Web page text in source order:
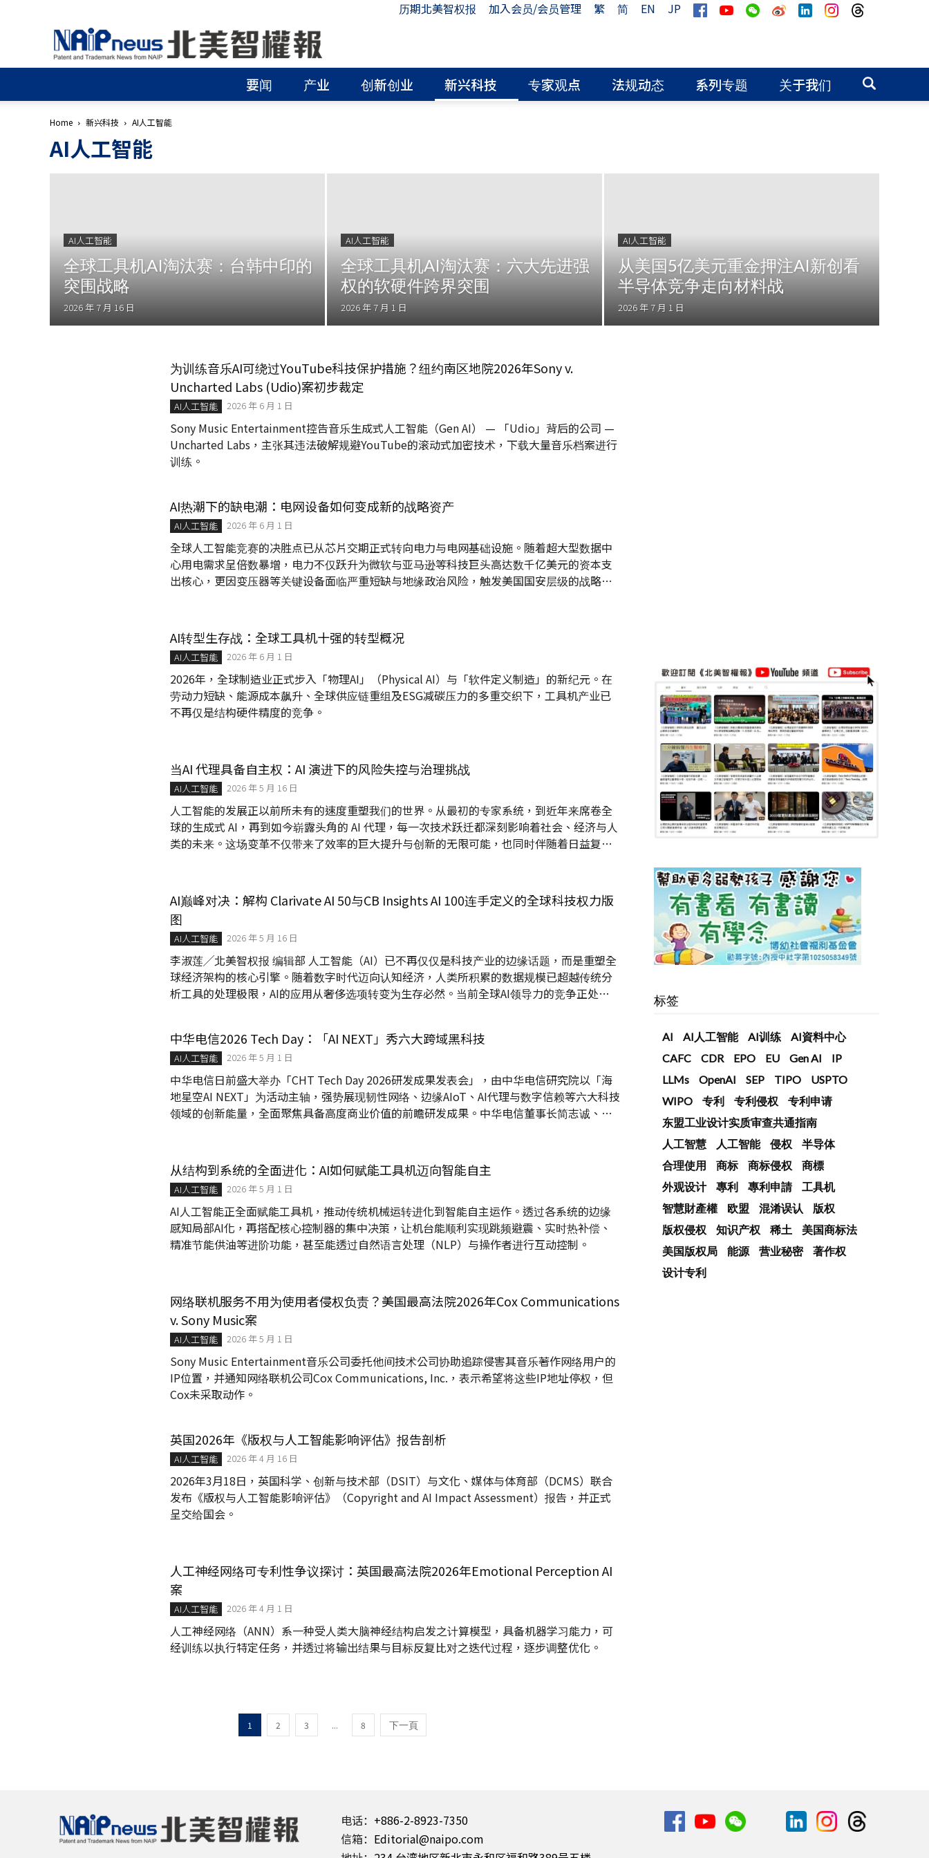
历期北美智权报 加入会员/会员管理 繁 简 EN
JP
北
美
智
權
│
│
侵
權
智
權
顧
問
│
專
利
佈
局
國
專
利
要闻 产业 创新创业 新兴科技 专家观点 法规动态 系列专题 关于我们
Home 新兴科技 AI人工智能
AI人工智能
AI人工智能
全球工具机AI淘汰赛：台韩中印的
突围战略
2026 年 7 月 16 日
AI人工智能
全球工具机AI淘汰赛：六大先进强
权的软硬件跨界突围
2026 年 7 月 1 日
AI人工智能
从美国5亿美元重金押注AI新创看
半导体竞争走向材料战
2026 年 7 月 1 日
为训练音乐AI可绕过YouTube科技保护措施？纽约南区地院2026年Sony v.
Uncharted Labs (Udio)案初步裁定
AI人工智能 2026 年 6 月 1 日
Sony Music Entertainment控告音乐生成式人工智能（Gen AI） — 「Udio」背后的公司 —
Uncharted Labs，主张其违法破解规避YouTube的滚动式加密技术，下载大量音乐档案进行
训练。
AI热潮下的缺电潮：电网设备如何变成新的战略资产
AI人工智能 2026 年 6 月 1 日
全球人工智能竞赛的决胜点已从芯片交期正式转向电力与电网基础设施。随着超大型数据中
心用电需求呈倍数暴增，电力不仅跃升为微软与亚马逊等科技巨头高达数千亿美元的资本支
出核心，更因变压器等关键设备面临严重短缺与地缘政治风险，触发美国国安层级的战略布
AI转型生存战：全球工具机十强的转型概况
AI人工智能 2026 年 6 月 1 日
2026年，全球制造业正式步入「物理AI」（Physical AI）与「软件定义制造」的新纪元。在
劳动力短缺、能源成本飙升、全球供应链重组及ESG减碳压力的多重交织下，工具机产业已
不再仅是结构硬件精度的竞争。
当AI 代理具备自主权：AI 演进下的风险失控与治理挑战
AI人工智能 2026 年 5 月 16 日
人工智能的发展正以前所未有的速度重塑我们的世界。从最初的专家系统，到近年来席卷全
球的生成式 AI，再到如今崭露头角的 AI 代理，每一次技术跃迁都深刻影响着社会、经济与人
类的未来。这场变革不仅带来了效率的巨大提升与创新的无限可能，也同时伴随着日益复杂
务于人类福祉。
AI巅峰对决：解构 Clarivate AI 50与CB Insights AI 100连手定义的全球科技权力版
图
AI人工智能 2026 年 5 月 16 日
李淑莲╱北美智权报 编辑部 人工智能（AI）已不再仅仅是科技产业的边缘话题，而是重塑全
球经济架构的核心引擎。随着数字时代迈向认知经济，人类所积累的数据规模已超越传统分
析工具的处理极限，AI的应用从奢侈选项转变为生存必然。当前全球AI领导力的竞争正处于
反映未来的竞争力。透过整合科睿唯安（Clarivate）发布的《科睿唯安AI50》(The Clarivate
AI50)全球发明领导力报告与 CB Insights的 《The AI...
中华电信2026 Tech Day：「AI NEXT」秀六大跨域黑科技
AI人工智能 2026 年 5 月 1 日
中华电信日前盛大举办「CHT Tech Day 2026研发成果发表会」，由中华电信研究院以「海
地星空AI NEXT」为活动主轴，强势展现韧性网络、边缘AIoT、AI代理与数字信赖等六大科技
领域的创新能量，全面聚焦具备高度商业价值的前瞻研发成果。中华电信董事长简志诚、中
将研发成果推向规模化与商业化，为产业挹注实质的成长动能。
从结构到系统的全面进化：AI如何赋能工具机迈向智能自主
AI人工智能 2026 年 5 月 1 日
AI人工智能正全面赋能工具机，推动传统机械运转进化到智能自主运作。透过各系统的边缘
感知局部AI化，再搭配核心控制器的集中决策，让机台能顺利实现跳频避震、实时热补偿、
精准节能供油等进阶功能，甚至能透过自然语言处理‌（NLP）与操作者进行互动控制。
网络联机服务不用为使用者侵权负责？美国最高法院2026年Cox Communications
v. Sony Music案
AI人工智能 2026 年 5 月 1 日
Sony Music Entertainment音乐公司委托他间技术公司协助追踪侵害其音乐著作网络用户的
IP位置，并通知网络联机公司Cox Communications, Inc.，表示希望将这些IP地址停权，但
Cox未采取动作。
英国2026年《版权与人工智能影响评估》报告剖析
AI人工智能 2026 年 4 月 16 日
2026年3月18日，英国科学、创新与技术部（DSIT）与文化、媒体与体育部（DCMS）联合
发布《版权与人工智能影响评估》（Copyright and AI Impact Assessment）报告，并正式
呈交给国会。
人工神经网络可专利性争议探讨：英国最高法院2026年Emotional Perception AI
案
AI人工智能 2026 年 4 月 1 日
人工神经网络（ANN）系一种受人类大脑神经结构启发之计算模型，具备机器学习能力，可
经训练以执行特定任务，并透过将输出结果与目标反复比对之迭代过程，逐步调整优化。
1 2 3 ... 8
标签
AI AI人工智能 AI训练
AI資料中心
CAFC
CDR EPO EU Gen AI
IP
LLMs
OpenAI SEP TIPO
USPTO
WIPO
专利 专利侵权
专利申请
东盟工业设计实质审查共通指南
人工智慧
人工智能 侵权
半导体
合理使用
商标 商标侵权
商標
外观设计
專利 專利申請
工具机
智慧財產權
欧盟 混淆误认
版权
版权侵权
知识产权 稀土
美国商标法
美国版权局
能源 营业秘密
著作权
设计专利
电话： +886-2-8923-7350
信箱： Editorial@naipo.com